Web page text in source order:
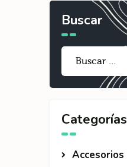
Buscar
Categorías
Accesorios